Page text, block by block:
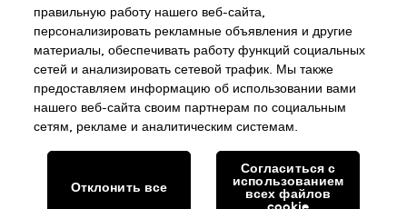
Работа в Swatch
Sitemap
Политика Конфиденциальности
Cookie Notice Условия Использования
SWISS MADE
правильную работу нашего веб-сайта,
персонализировать рекламные объявления и другие
материалы, обеспечивать работу функций социальных
сетей и анализировать сетевой трафик. Мы также
предоставляем информацию об использовании вами
нашего веб-сайта своим партнерам по социальным
сетям, рекламе и аналитическим системам.
Отклонить все
Согласиться с
использованием
всех файлов